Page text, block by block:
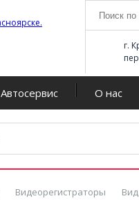
г.
Автосервис О нас
Видеорегистраторы